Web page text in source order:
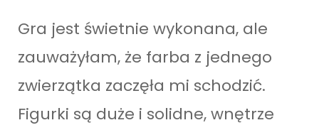
Gra jest świetnie wykonana, ale
zauważyłam, że farba z jednego
zwierzątka zaczęła mi schodzić.
Figurki są duże i solidne, wnętrze